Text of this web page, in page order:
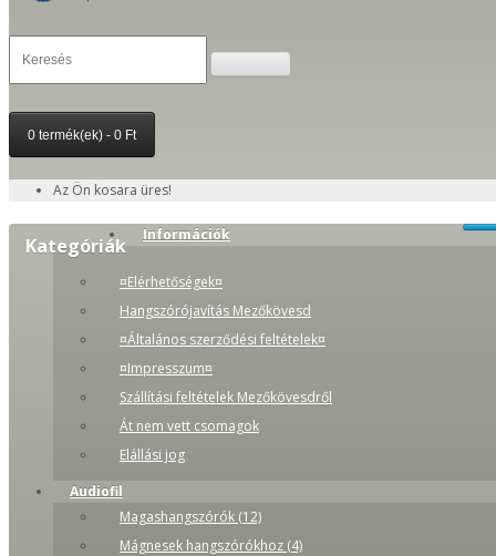
0 termék(ek) - 0 Ft
Az Ön kosara üres!
Kategóriák Információk
¤Elérhetőségek¤
Hangszórójavítás Mezőkövesd
¤Általános szerződési feltételek¤
¤Impresszum¤
Szállítási feltételek Mezőkövesdről
Át nem vett csomagok
Elállási jog
Audiofil
Magashangszórók (12)
Mágnesek hangszórókhoz (4)